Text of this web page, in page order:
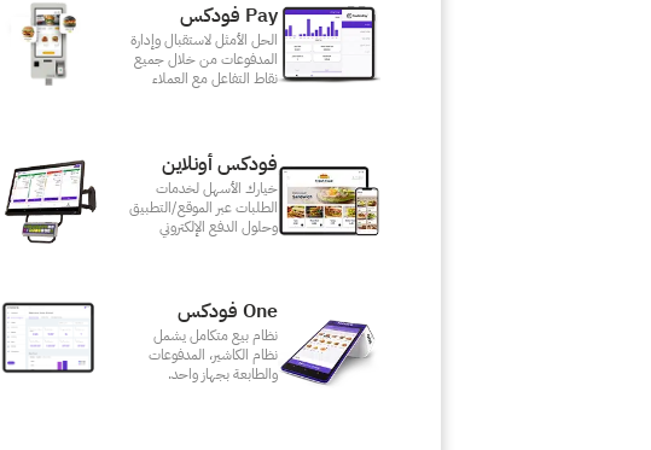
Pay فودكس
الحل الأمثل لاستقبال وإدارة
المدفوعات من خلال جميع
نقاط التفاعل مع العملاء
فودكس أونلاين
خيارك الأسهل لخدمات
الطلبات عبر الموقع/التطبيق
وحلول الدفع الإلكتروني
One فودكس
نظام بيع متكامل يشمل
نظام الكاشير، المدفوعات
والطابعة بجهاز واحد.